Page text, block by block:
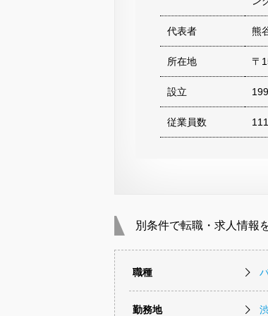
代表者 熊
所在地 〒
設立
従業員数
別条件で転職・求人情報
職種
勤務地